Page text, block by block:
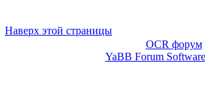
Наверх этой страницы
OCR форум
YaBB Forum Software